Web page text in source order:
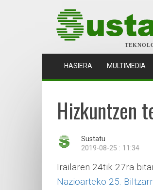
HASIERA (CURRENT)
MULTIMEDIA
Hizkuntzen
Sustatu
2019-08-25 : 11:34
Irailaren 24tik 27ra
Nazioarteko 25.